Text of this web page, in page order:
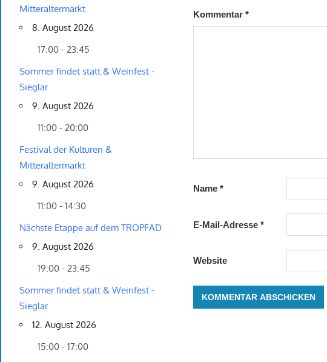
Kommentar*
Name*
E-Mail-Adresse*
Website
Mitteraltermarkt
8. August 2026
17:00 - 23:45
Sommer findet statt & Weinfest -
Sieglar
9. August 2026
11:00 - 20:00
Festival der Kulturen &
Mitteraltermarkt
9. August 2026
11:00 - 14:30
Nächste Etappe auf dem TROPFAD
9. August 2026
19:00 - 23:45
Sommer findet statt & Weinfest -
Sieglar
12. August 2026
15:00 - 17:00